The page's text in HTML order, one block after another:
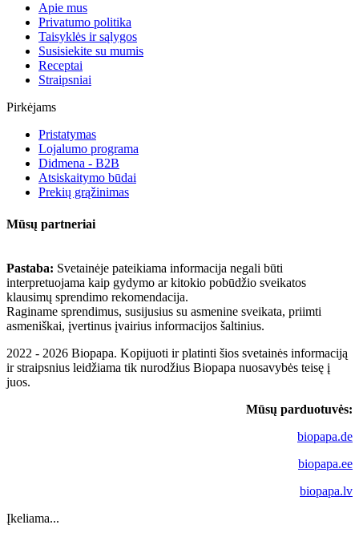
Apie mus
Privatumo politika
Taisyklės ir sąlygos
Susisiekite su mumis
Receptai
Straipsniai
Pirkėjams
Pristatymas
Lojalumo programa
Didmena - B2B
Atsiskaitymo būdai
Prekių grąžinimas
Mūsų partneriai
Pastaba: Svetainėje pateikiama informacija negali būti
interpretuojama kaip gydymo ar kitokio pobūdžio sveikatos
klausimų sprendimo rekomendacija.
Raginame sprendimus, susijusius su asmenine sveikata, priimti
asmeniškai, įvertinus įvairius informacijos šaltinius.
2022 - 2026 Biopapa. Kopijuoti ir platinti šios svetainės informaciją
ir straipsnius leidžiama tik nurodžius Biopapa nuosavybės teisę į
juos.
Mūsų parduotuvės:
biopapa.de
biopapa.ee
biopapa.lv
Įkeliama...